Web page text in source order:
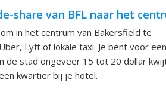
share van BFL naar het
in het centrum van Bakersfield te
Lyft of lokale taxi. Je bent voor een
de stad ongeveer 15 tot 20 dollar
kwartier bij je hotel.